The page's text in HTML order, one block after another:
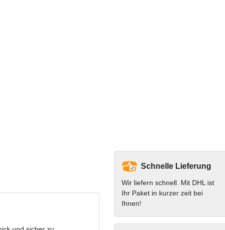
Schnelle Lieferung
Wir liefern schnell. Mit DHL ist
Ihr Paket in kurzer zeit bei
Ihnen!